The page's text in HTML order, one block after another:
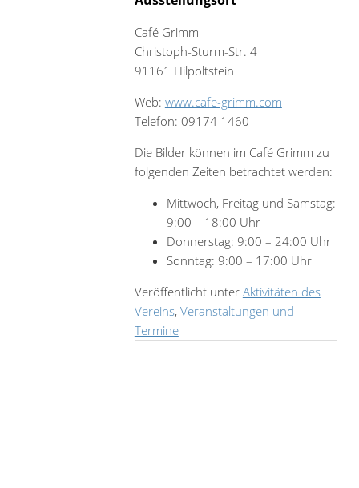
Café Grimm
Christoph-Sturm-Str. 4
91161 Hilpoltstein
Web: www.cafe-grimm.com
Telefon: 09174 1460
Die Bilder können im Café Grimm zu
folgenden Zeiten betrachtet werden:
Mittwoch, Freitag und Samstag:
9:00 – 18:00 Uhr
Donnerstag: 9:00 – 24:00 Uhr
Sonntag: 9:00 – 17:00 Uhr
Veröffentlicht unter Aktivitäten des
Vereins, Veranstaltungen und
Termine